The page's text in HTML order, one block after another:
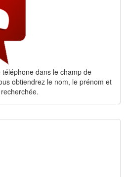
dans le champ de
obtiendrez le nom, le prénom et